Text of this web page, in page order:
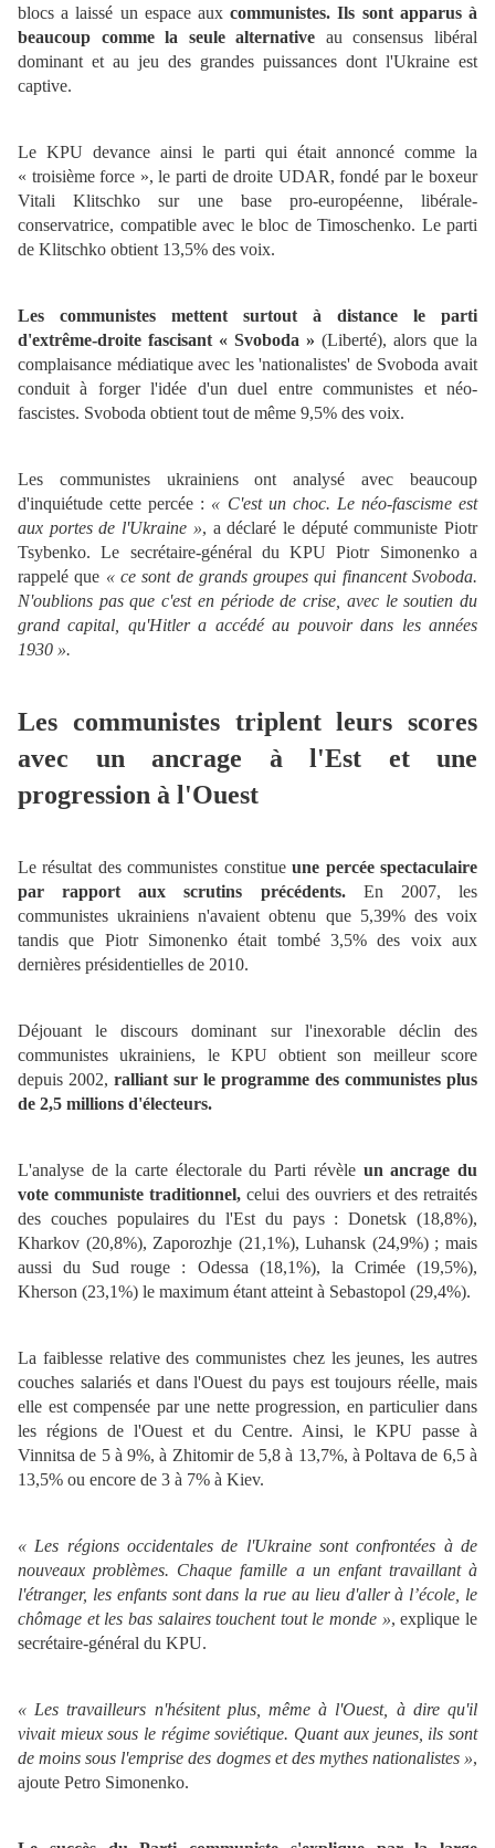
blocs a laissé un espace auxcommunistes. Ils sont apparus à
beaucoup comme la seule alternative au consensus libéral
dominant et au jeu des grandes puissances dont l'Ukraine est
captive.
Le KPU devance ainsi le parti qui était annoncé comme la
« troisième force », le parti de droite UDAR, fondé par le boxeur
Vitali Klitschko sur une base pro-européenne, libérale-
conservatrice, compatible avec le bloc de Timoschenko. Le parti
de Klitschko obtient 13,5% des voix.
Les communistes mettent surtout à distance le parti
d'extrême-droite fascisant « Svoboda » (Liberté), alors que la
complaisance médiatique avec les 'nationalistes' de Svoboda avait
conduit à forger l'idée d'un duel entre communistes et néo-
fascistes. Svoboda obtient tout de même 9,5% des voix.
Les communistes ukrainiens ont analysé avec beaucoup
d'inquiétude cette percée : « C'est un choc. Le néo-fascisme est
aux portes de l'Ukraine », a déclaré le député communiste Piotr
Tsybenko. Le secrétaire-général du KPU Piotr Simonenko a
rappelé que « ce sont de grands groupes qui financent Svoboda.
N'oublions pas que c'est en période de crise, avec le soutien du
grand capital, qu'Hitler a accédé au pouvoir dans les années
1930 ».
Les communistes triplent leurs scores
avec un ancrage à l'Est et une
progression à l'Ouest
Le résultat des communistes constitueune percée spectaculaire
par rapport aux scrutins précédents.En 2007, les
communistes ukrainiens n'avaient obtenu que 5,39% des voix
tandis que Piotr Simonenko était tombé 3,5% des voix aux
dernières présidentielles de 2010.
Déjouant le discours dominant sur l'inexorable déclin des
communistes ukrainiens, le KPU obtient son meilleur score
depuis 2002, ralliant sur le programme des communistes plus
de 2,5 millions d'électeurs.
L'analyse de la carte électorale du Parti révèle un ancrage du
vote communiste traditionnel, celui des ouvriers et des retraités
des couches populaires du l'Est du pays : Donetsk (18,8%),
Kharkov (20,8%), Zaporozhje (21,1%), Luhansk (24,9%) ; mais
aussi du Sud rouge : Odessa (18,1%), la Crimée (19,5%),
Kherson (23,1%) le maximum étant atteint à Sebastopol (29,4%).
La faiblesse relative des communistes chez les jeunes, les autres
couches salariés et dans l'Ouest du pays est toujours réelle, mais
elle est compensée par une nette progression, en particulier dans
les régions de l'Ouest et du Centre. Ainsi, le KPU passe à
Vinnitsa de 5 à 9%, à Zhitomir de 5,8 à 13,7%, à Poltava de 6,5 à
13,5% ou encore de 3 à 7% à Kiev.
« Les régions occidentales de l'Ukraine sont confrontées à de
nouveaux problèmes. Chaque famille a un enfant travaillant à
l'étranger, les enfants sont dans la rue au lieu d'aller à l’école, le
chômage et les bas salaires touchent tout le monde », explique le
secrétaire-général du KPU.
« Les travailleurs n'hésitent plus, même à l'Ouest, à dire qu'il
vivait mieux sous le régime soviétique. Quant aux jeunes, ils sont
de moins sous l'emprise des dogmes et des mythes nationalistes »,
ajoute Petro Simonenko.